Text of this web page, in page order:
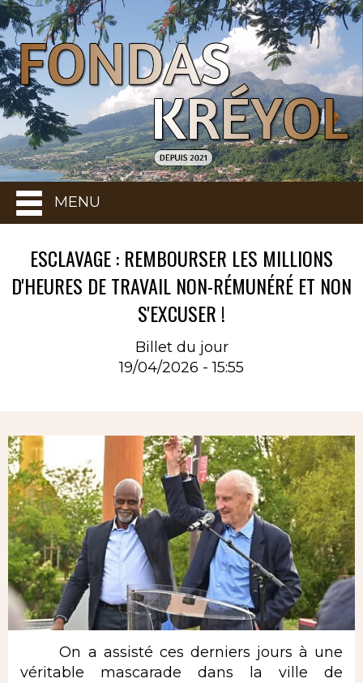
MENU
ESCLAVAGE : REMBOURSER LES MILLIONS
D'HEURES DE TRAVAIL NON-RÉMUNÉRÉ ET NON
S'EXCUSER !
Billet du jour
19/04/2026 - 15:55
On a assisté ces derniers jours à une
véritable mascarade dans la ville de